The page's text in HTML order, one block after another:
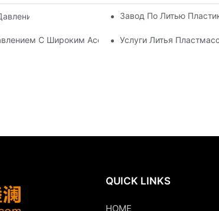
С Обширным Опытом Работы В Отрасли
Завод По Литью
С Широким Ассортиментом Продукции
Услуги Литья
QUICK LINKS
HOME